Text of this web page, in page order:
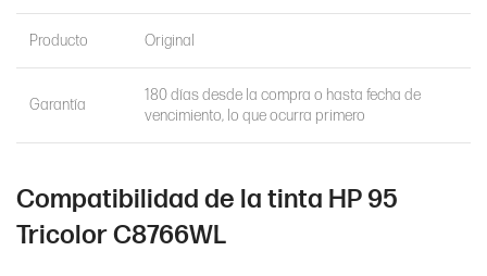
Producto Original
Garantía
180 días desde la compra o hasta fecha de
vencimiento, lo que ocurra primero
Compatibilidad de la tinta HP 95
Tricolor C8766WL